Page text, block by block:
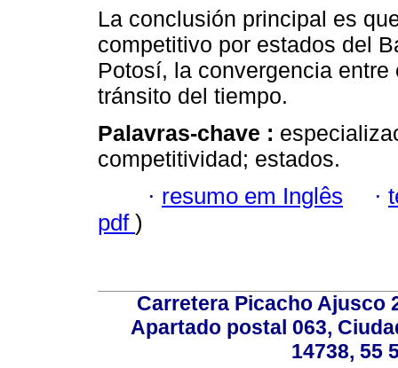
La conclusión principal es
competitivo por estados del
Potosí, la convergencia
tránsito del tiempo.
Palavras-chave :
competitividad; estados.
· resumo em Inglês ·
pdf )
Carretera Picacho Ajusco
Apartado postal 063,
14738, 55